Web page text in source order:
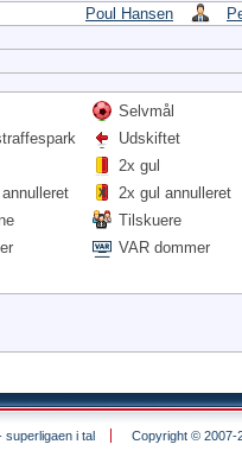
Poul Hansen
Selvmål
Udskiftet
2x gul
2x gul annulleret
Tilskuere
VAR dommer
superligaen i tal Copyright © 2007-